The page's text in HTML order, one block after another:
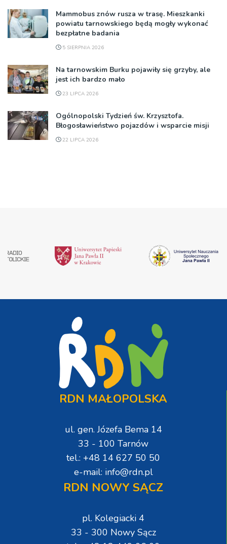
Mammobus znów rusza w trasę. Mieszkanki
powiatu tarnowskiego będą mogły wykonać
bezpłatne badania
5 SIERPNIA 2026
Na tarnowskim Burku pojawiły się grzyby, ale
jest ich bardzo mało
23 LIPCA 2026
Ogólnopolski Tydzień św. Krzysztofa.
Błogosławieństwo pojazdów i wsparcie misji
22 LIPCA 2026
RDN MAŁOPOLSKA
ul. gen. Józefa Bema 14
33 - 100 Tarnów
tel.: +48 14 627 50 50
e-mail: info@rdn.pl
RDN NOWY SĄCZ
pl. Kolegiacki 4
33 - 300 Nowy Sącz